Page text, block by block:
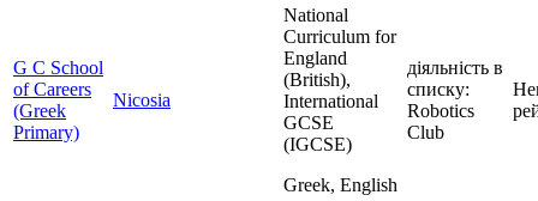
G C School
of Careers
(Greek
Primary)
Nicosia
National
Curriculum for
England
(British),
International
GCSE
(IGCSE)
Greek, English
діяльність в
списку:
Robotics
Club